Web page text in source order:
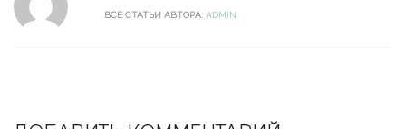
ВСЕ СТАТЬИ АВТОРА: ADMIN